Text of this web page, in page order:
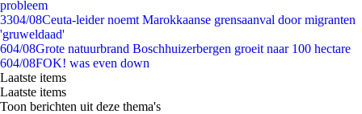
probleem
3304/08Ceuta-leider noemt Marokkaanse grensaanval door migranten
'gruweldaad'
604/08Grote natuurbrand Boschhuizerbergen groeit naar 100 hectare
604/08FOK! was even down
Laatste items
Laatste items
Toon berichten uit deze thema's